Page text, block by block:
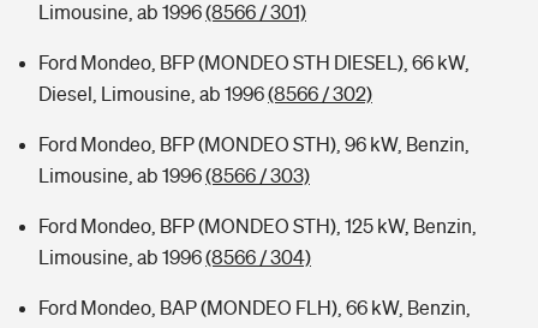
Limousine, ab 1996(8566 / 301)
Ford Mondeo, BFP (MONDEO STH DIESEL), 66 kW,
Diesel, Limousine, ab 1996(8566 / 302)
Ford Mondeo, BFP (MONDEO STH), 96 kW, Benzin,
Limousine, ab 1996(8566 / 303)
Ford Mondeo, BFP (MONDEO STH), 125 kW, Benzin,
Limousine, ab 1996(8566 / 304)
Ford Mondeo, BAP (MONDEO FLH), 66 kW, Benzin,